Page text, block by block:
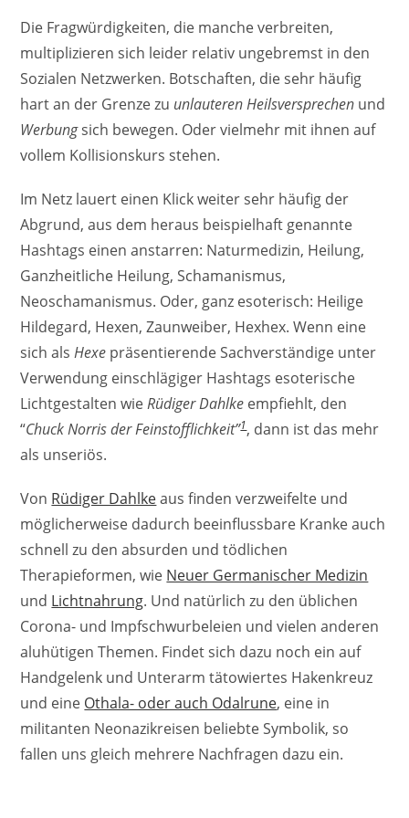
Die Fragwürdigkeiten, die manche verbreiten,
multiplizieren sich leider relativ ungebremst in den
Sozialen Netzwerken. Botschaften, die sehr häufig
hart an der Grenze zu unlauteren Heilsversprechen und
Werbungsich bewegen. Oder vielmehr mit ihnen auf
vollem Kollisionskurs stehen.
Im Netz lauert einen Klick weiter sehr häufig der
Abgrund, aus dem heraus beispielhaft genannte
Hashtags einen anstarren: Naturmedizin, Heilung,
Ganzheitliche Heilung, Schamanismus,
Neoschamanismus. Oder, ganz esoterisch: Heilige
Hildegard, Hexen, Zaunweiber, Hexhex. Wenn eine
sich alsHexe präsentierende Sachverständige unter
Verwendung einschlägiger Hashtags esoterische
Lichtgestalten wieRüdiger Dahlke empfiehlt, den
“Chuck Norris der Feinstofflichkeit”1, dann ist das mehr
als unseriös.
Von Rüdiger Dahlkeaus finden verzweifelte und
möglicherweise dadurch beeinflussbare Kranke auch
schnell zu den absurden und tödlichen
Therapieformen, wie Neuer Germanischer Medizin
und Lichtnahrung. Und natürlich zu den üblichen
Corona- und Impfschwurbeleien und vielen anderen
aluhütigen Themen. Findet sich dazu noch ein auf
Handgelenk und Unterarm tätowiertes Hakenkreuz
und eine Othala- oder auch Odalrune, eine in
militanten Neonazikreisen beliebte Symbolik, so
fallen uns gleich mehrere Nachfragen dazu ein.